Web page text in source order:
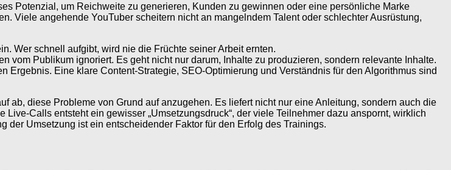
Potenzial, um Reichweite zu generieren, Kunden zu gewinnen oder eine persönliche Marke
Viele angehende YouTuber scheitern nicht an mangelndem Talent oder schlechter Ausrüstung,
Wer schnell aufgibt, wird nie die Früchte seiner Arbeit ernten.
vom Publikum ignoriert. Es geht nicht nur darum, Inhalte zu produzieren, sondern relevante Inhalte.
Eine klare Content-Strategie, SEO-Optimierung und Verständnis für den Algorithmus sind
ab, diese Probleme von Grund auf anzugehen. Es liefert nicht nur eine Anleitung, sondern auch die
Calls entsteht ein gewisser „Umsetzungsdruck“, der viele Teilnehmer dazu anspornt, wirklich
Umsetzung ist ein entscheidender Faktor für den Erfolg des Trainings.